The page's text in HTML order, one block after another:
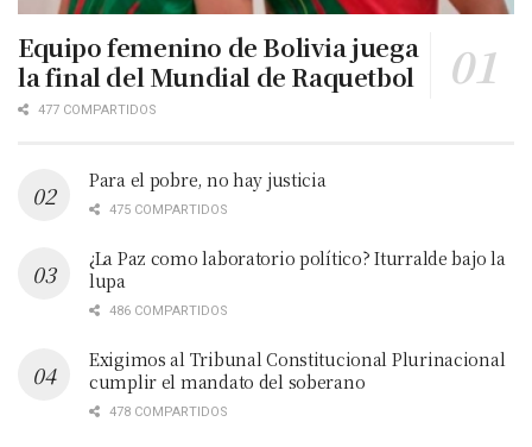
Equipo femenino de Bolivia juega
la final del Mundial de Raquetbol
477 COMPARTIDOS
Para el pobre, no hay justicia
475 COMPARTIDOS
¿La Paz como laboratorio político? Iturralde bajo la
lupa
486 COMPARTIDOS
Exigimos al Tribunal Constitucional Plurinacional
cumplir el mandato del soberano
478 COMPARTIDOS